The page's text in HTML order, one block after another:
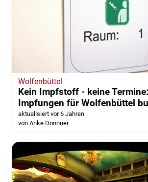
Wolfenbüttel
Kein Impfstoff - keine
Impfungen für Wolfenbüttel
aktualisiert vor 6 Jahren
von Anke Donnner